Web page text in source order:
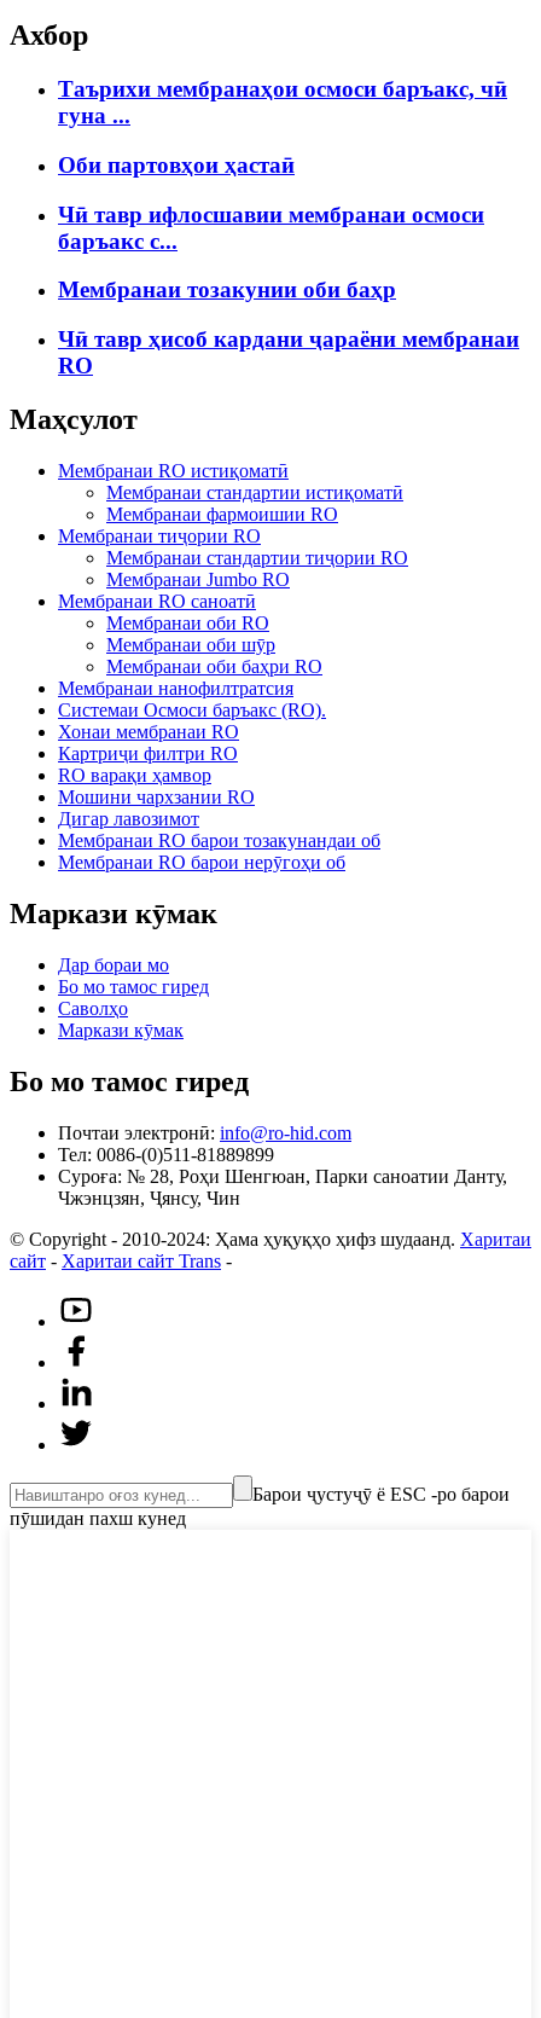
Ахбор
Таърихи мембранаҳои осмоси баръакс, чӣ
гуна ...
Оби партовҳои ҳастаӣ
Чӣ тавр ифлосшавии мембранаи осмоси
баръакс c...
Мембранаи тозакунии оби баҳр
Чӣ тавр ҳисоб кардани ҷараёни мембранаи
RO
Маҳсулот
Мембранаи RO истиқоматӣ
Мембранаи стандартии истиқоматӣ
Мембранаи фармоишии RO
Мембранаи тиҷории RO
Мембранаи стандартии тиҷории RO
Мембранаи Jumbo RO
Мембранаи RO саноатӣ
Мембранаи оби RO
Мембранаи оби шӯр
Мембранаи оби баҳри RO
Мембранаи нанофилтратсия
Системаи Осмоси баръакс (RO).
Хонаи мембранаи RO
Картриҷи филтри RO
RO варақи ҳамвор
Мошини чархзании RO
Дигар лавозимот
Мембранаи RO барои тозакунандаи об
Мембранаи RO барои нерӯгоҳи об
Маркази кӯмак
Дар бораи мо
Бо мо тамос гиред
Саволҳо
Маркази кӯмак
Бо мо тамос гиред
Почтаи электронӣ: info@ro-hid.com
Тел: 0086-(0)511-81889899
Суроға: № 28, Роҳи Шенгюан, Парки саноатии Данту,
Чжэнцзян, Ҷянсу, Чин
© Copyright - 2010-2024: Ҳама ҳуқуқҳо ҳифз шудаанд. Харитаи
сайт - Харитаи сайт Trans -
Барои ҷустуҷӯ ё ESC -ро барои
пӯшидан пахш кунед